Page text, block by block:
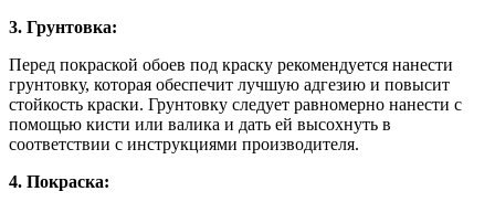
3. Грунтовка:
Перед покраской обоев под краску рекомендуется нанести
грунтовку, которая обеспечит лучшую адгезию и повысит
стойкость краски. Грунтовку следует равномерно нанести с
помощью кисти или валика и дать ей высохнуть в
соответствии с инструкциями производителя.
4. Покраска: